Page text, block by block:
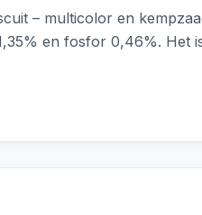
– multicolor en
en fosfor 0,46%. Het